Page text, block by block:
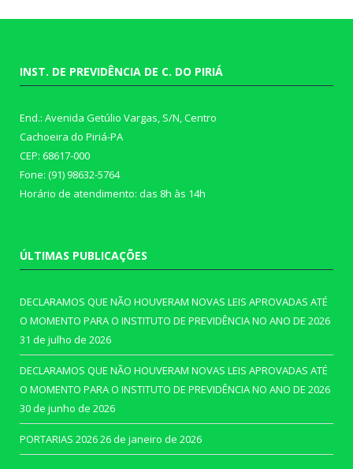
INST. DE PREVIDÊNCIA DE C. DO PIRIÁ
End.: Avenida Getúlio Vargas, S/N, Centro
Cachoeira do Piriá-PA
CEP: 68617-000
Fone: (91) 98632-5764
Horário de atendimento: das 8h às 14h
ÚLTIMAS PUBLICAÇÕES
DECLARAMOS QUE NÃO HOUVERAM NOVAS LEIS APROVADAS ATÉ
O MOMENTO PARA O INSTITUTO DE PREVIDÊNCIA NO ANO DE 2026
31 de julho de 2026
DECLARAMOS QUE NÃO HOUVERAM NOVAS LEIS APROVADAS ATÉ
O MOMENTO PARA O INSTITUTO DE PREVIDÊNCIA NO ANO DE 2026
30 de junho de 2026
PORTARIAS 202626 de janeiro de 2026